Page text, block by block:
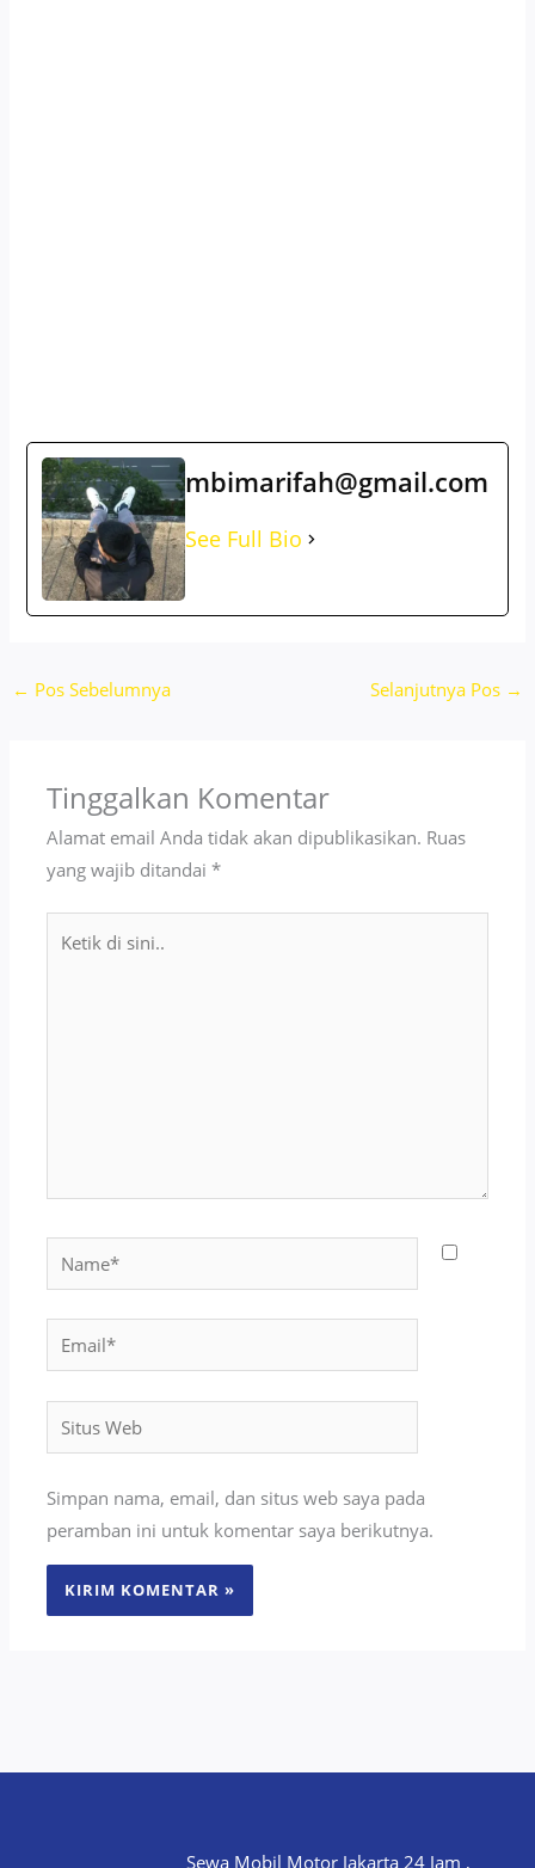
mbimarifah@gmail.com
See Full Bio
← Pos Sebelumnya Selanjutnya Pos →
Tinggalkan Komentar
Alamat email Anda tidak akan dipublikasikan. Ruas
yang wajib ditandai*
Email*
Web
Simpan nama, email, dan situs web saya pada
peramban ini untuk komentar saya berikutnya.
Sewa Mobil Motor Jakarta 24 Jam ,